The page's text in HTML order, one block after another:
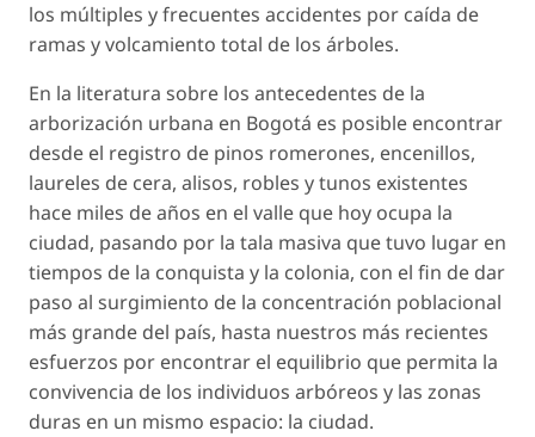
los múltiples y frecuentes accidentes por caída de
ramas y volcamiento total de los árboles.
En la literatura sobre los antecedentes de la
arborización urbana en Bogotá es posible encontrar
desde el registro de pinos romerones, encenillos,
laureles de cera, alisos, robles y tunos existentes
hace miles de años en el valle que hoy ocupa la
ciudad, pasando por la tala masiva que tuvo lugar en
tiempos de la conquista y la colonia, con el fin de dar
paso al surgimiento de la concentración poblacional
más grande del país, hasta nuestros más recientes
esfuerzos por encontrar el equilibrio que permita la
convivencia de los individuos arbóreos y las zonas
duras en un mismo espacio: la ciudad.